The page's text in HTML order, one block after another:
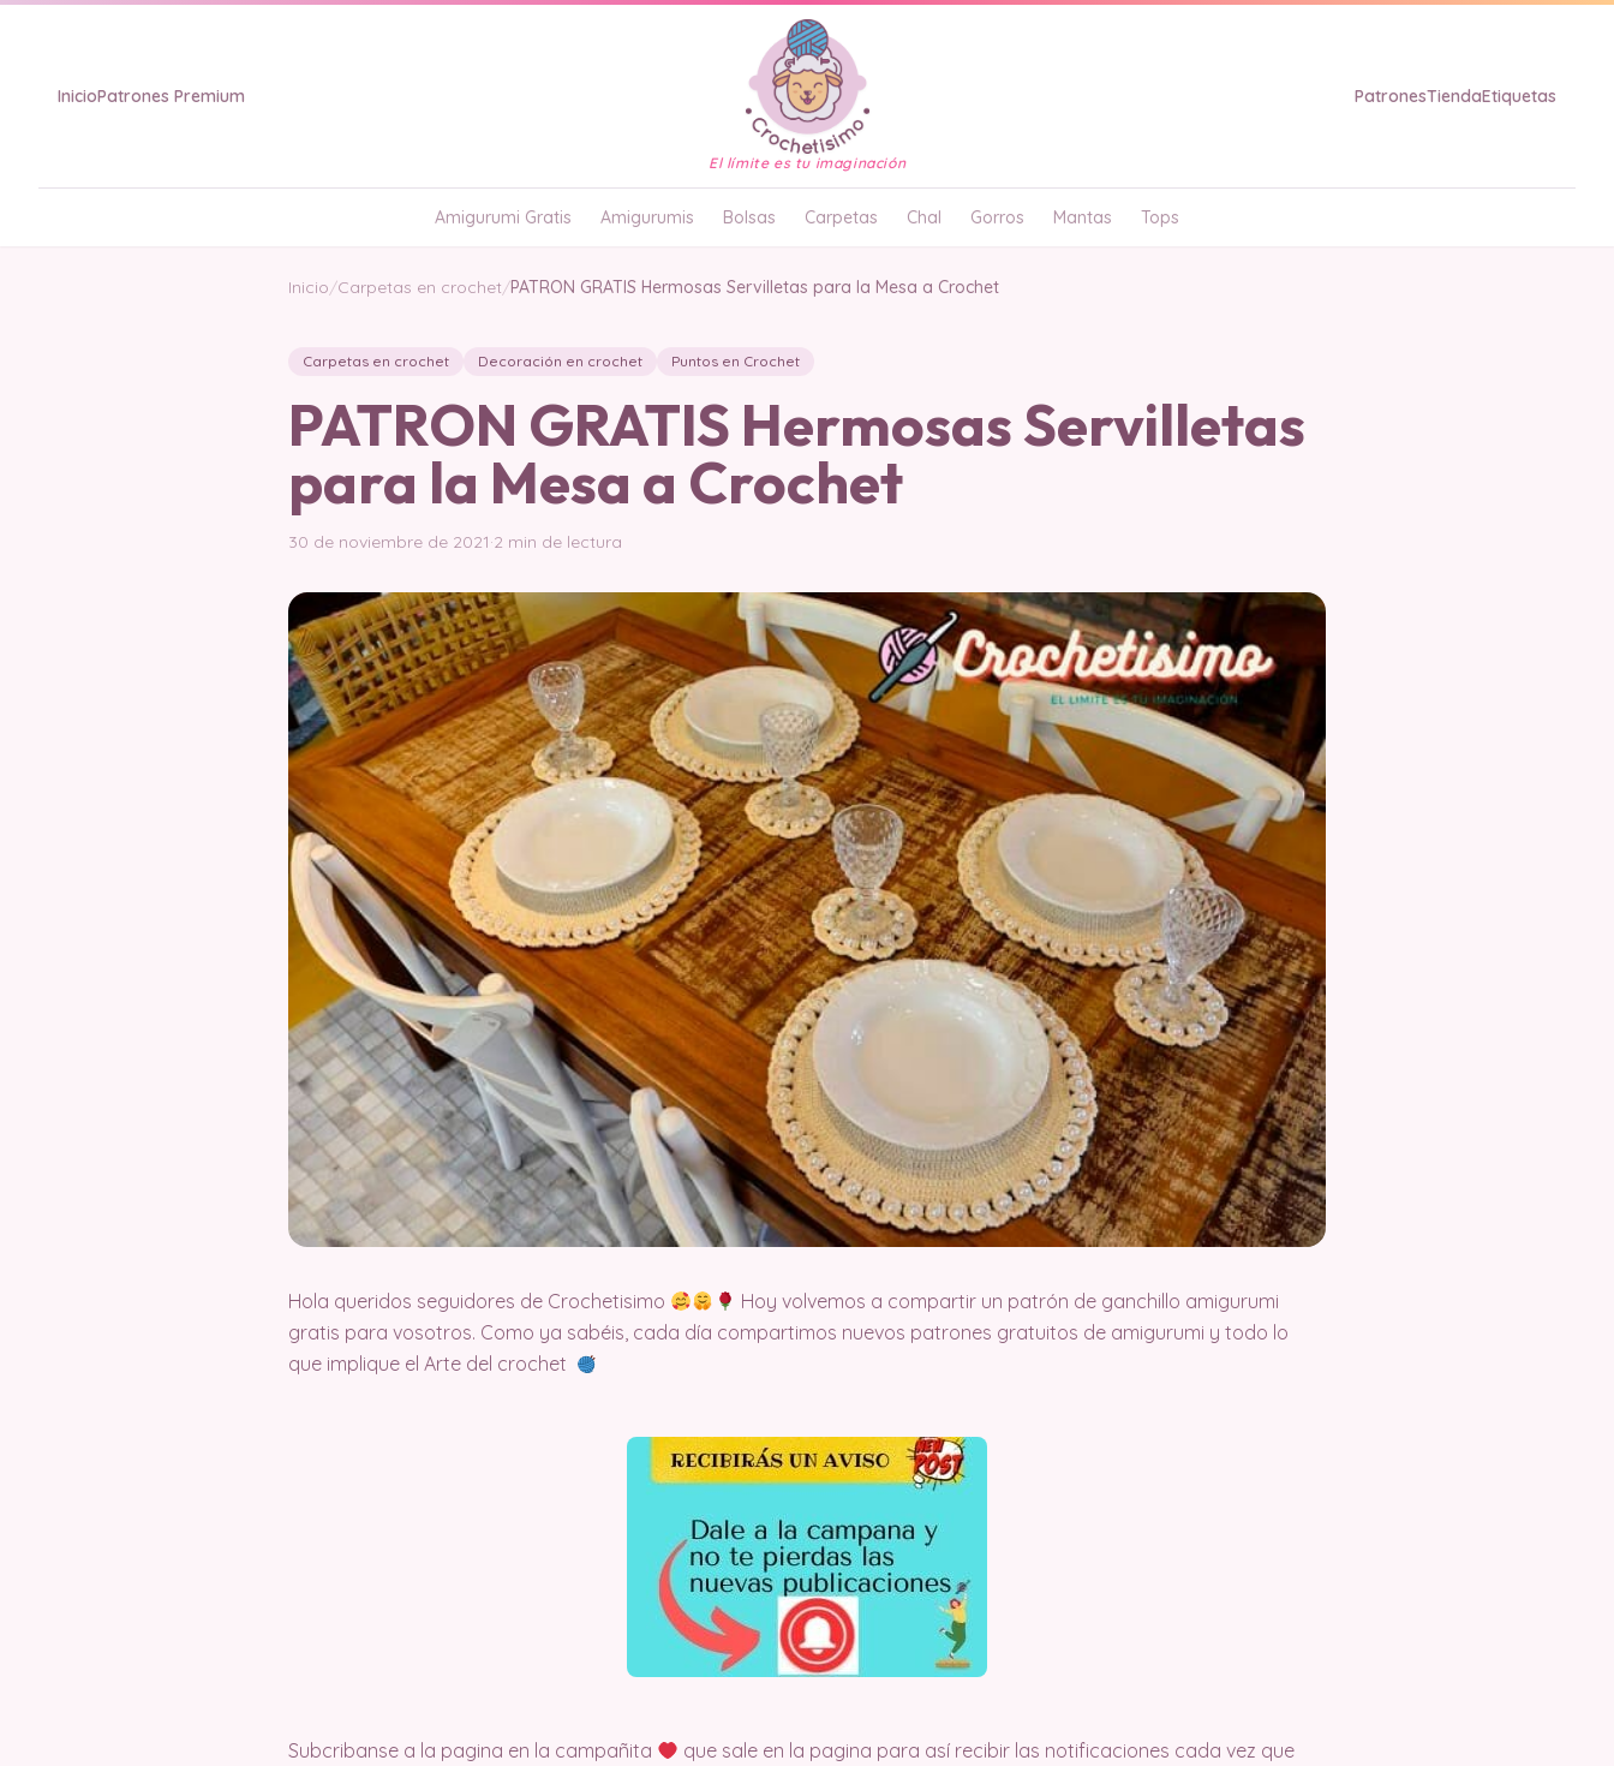
InicioPatrones Premium
El límite es tu imaginación
PatronesTiendaEtiquetas
Amigurumi Gratis Amigurumis Bolsas Carpetas Chal Gorros Mantas Tops
Inicio/Carpetas en crochet/PATRON GRATIS Hermosas Servilletas para la Mesa a Crochet
Carpetas en crochet Decoración en crochet Puntos en Crochet
PATRON GRATIS Hermosas Servilletas
para la Mesa a Crochet
30 de noviembre de 2021·2 min de lectura
Hola queridos seguidores de Crochetisimo
Hoy volvemos a compartir un patrón de ganchillo amigurumi
gratis para vosotros. Como ya sabéis, cada día compartimos nuevos patrones gratuitos de amigurumi y todo lo
que implique el Arte del crochet
Subcribanse a la pagina en la campañita
que sale en la pagina para así recibir las notificaciones cada vez que